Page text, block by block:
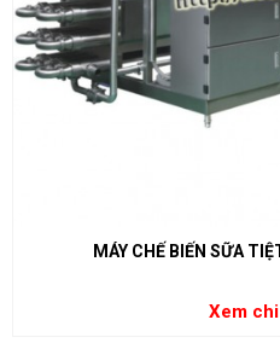
MÁY CHẾ BIẾN SỮA
Xem